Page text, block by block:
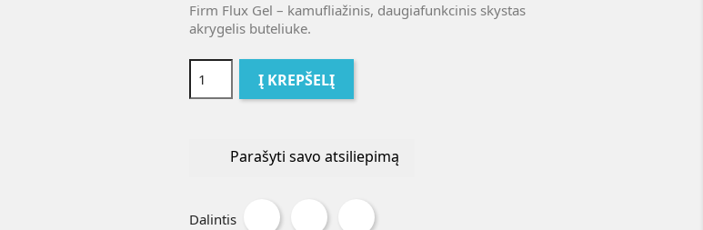
Firm Flux Gel – kamufliažinis, daugiafunkcinis skystas
akrygelis buteliuke.
Į KREPŠELĮ
Parašyti savo atsiliepimą
Dalintis